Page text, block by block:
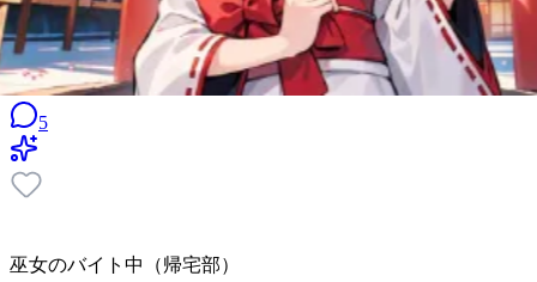
5
巫女のバイト中（帰宅部）